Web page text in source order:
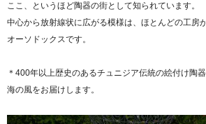
ここ、というほど陶器の街として知られています。
中心から放射線状に広がる模様は、ほとんどの工房
オーソドックスです。
＊400年以上歴史のあるチュニジア伝統の絵付け陶
海の風をお届けします。